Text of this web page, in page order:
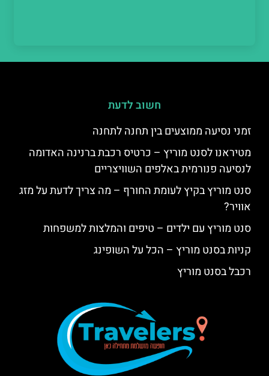
חשוב לדעת
זמני נסיעה ממוצעים בין תחנה לתחנה
מטיראנו לסנט מוריץ – כרטיס רכבת ברנינה האדומה
לנסיעה פנורמית באלפים השוויצריים
סנט מוריץ בקיץ לעומת החורף – מה צריך לדעת על מזג
אוויר?
סנט מוריץ עם ילדים – טיפים והמלצות למשפחות
קניות בסנט מוריץ – הכל על השופינג
רכבל בסנט מוריץ